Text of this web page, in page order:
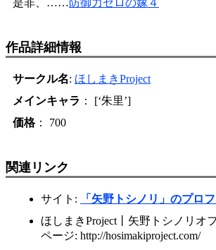
作品詳細情報
サークル名: ほしまきProject
メインキャラ ： [‘朱里’]
価格： 700
関連リンク
サイト:
「矢野トシノリ」のプロ
ほしまきProject丨矢野トシノリオ
ページ: http://hosimakiproject.com/